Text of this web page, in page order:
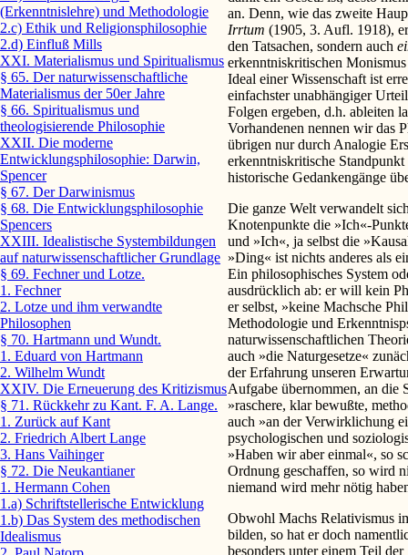
an. Denn, wie das zweite
Irrtum (1905, 3. Aufl. 1918),
den Tatsachen, sondern auch
erkenntniskritischen
Ideal einer Wissenschaft ist
einfachster unabhängiger
Folgen ergeben, d.h. ableiten
Vorhandenen nennen wir das
übrigen nur durch Analogie
erkenntniskritische
historische Gedankengänge
Die ganze Welt verwandelt
Knotenpunkte die »Ich«-
und »Ich«, ja selbst die
»Ding« ist nichts anderes als
Ein philosophisches System
ausdrücklich ab: er will kein
er selbst, »keine Machsche
Methodologie und
naturwissenschaftlichen
auch »die Naturgesetze«
der Erfahrung unseren
Aufgabe übernommen, an die
»raschere, klar bewußte,
auch »an der Verwirklichung
psychologischen und
»Haben wir aber einmal«, so
Ordnung geschaffen, so wird
niemand wird mehr nötig
Obwohl Machs Relativismus
bilden, so hat er doch
besonders unter einem Teil
(Erkenntnislehre) und Methodologie
2.c) Ethik und Religionsphilosophie
2.d) Einfluß Mills
XXI. Materialismus und Spiritualismus
§ 65. Der naturwissenschaftliche
Materialismus der 50er Jahre
§ 66. Spiritualismus und
theologisierende Philosophie
XXII. Die moderne
Entwicklungsphilosophie: Darwin,
Spencer
§ 67. Der Darwinismus
§ 68. Die Entwicklungsphilosophie
Spencers
XXIII. Idealistische Systembildungen
auf naturwissenschaftlicher Grundlage
§ 69. Fechner und Lotze.
1. Fechner
2. Lotze und ihm verwandte
Philosophen
§ 70. Hartmann und Wundt.
1. Eduard von Hartmann
2. Wilhelm Wundt
XXIV. Die Erneuerung des Kritizismus
§ 71. Rückkehr zu Kant. F. A. Lange.
1. Zurück auf Kant
2. Friedrich Albert Lange
3. Hans Vaihinger
§ 72. Die Neukantianer
1. Hermann Cohen
1.a) Schriftstellerische Entwicklung
1.b) Das System des methodischen
Idealismus